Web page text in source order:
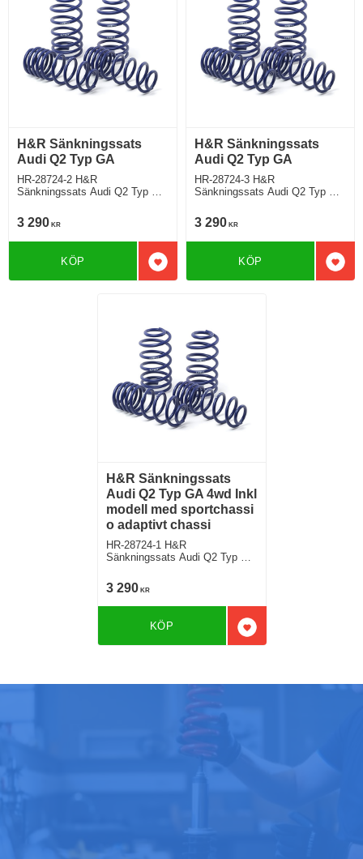
H&R Sänkningssats
Audi Q2 Typ GA
HR-28724-2 H&R
Sänkningssats Audi Q2 Typ GA
ej modell med adaptivt chassi
Sänker ca: 35mm
3 290 KR
Lägg till i favoriter
KÖP
H&R Sänkningssats
Audi Q2 Typ GA
HR-28724-3 H&R
Sänkningssats Audi Q2 Typ GA
ej adaptivt chassi Sänker ca:
35mm
3 290 KR
KÖP
H&R Sänkningssats
Audi Q2 Typ GA 4wd Inkl
modell med sportchassi
o adaptivt chassi
HR-28724-1 H&R
Sänkningssats Audi Q2 Typ GA
ej modell med adaptivt chassi
Sänker ca: 45mm
3 290KR
Lägg till i favoriter
KÖP